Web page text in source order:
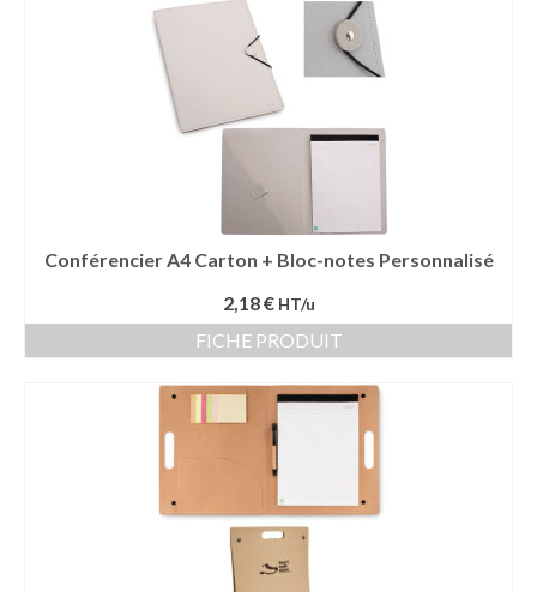
Conférencier A4 Carton + Bloc-notes Personnalisé
2,18 € HT/u
FICHE PRODUIT